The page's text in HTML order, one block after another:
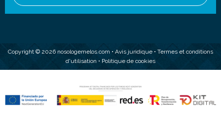
Copyright © 2026 nosologemelos.com • Avis juridique • Termes et conditions
d'utilisation • Politique de cookies